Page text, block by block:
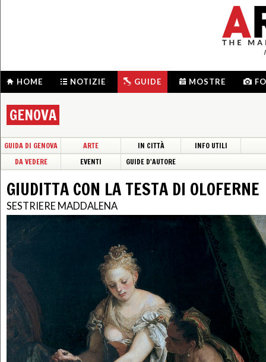
HOME NOTIZIE GUIDE MOSTRE
GENOVA
GUIDA DI GENOVA ARTE IN CITTÀ
INFO UTILI
DA VEDERE
EVENTI GUIDE D'AUTORE
GIUDITTA CON LA TESTA DI OLOFERNE
SESTRIERE MADDALENA